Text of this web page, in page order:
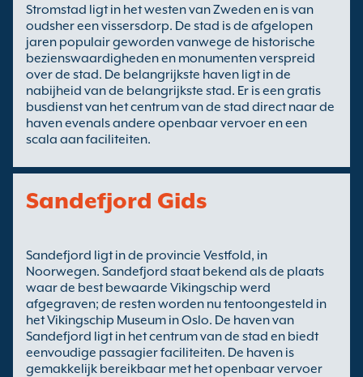
Stromstad ligt in het westen van Zweden en is van
oudsher een vissersdorp. De stad is de afgelopen
jaren populair geworden vanwege de historische
bezienswaardigheden en monumenten verspreid
over de stad. De belangrijkste haven ligt in de
nabijheid van de belangrijkste stad. Er is een gratis
busdienst van het centrum van de stad direct naar de
haven evenals andere openbaar vervoer en een
scala aan faciliteiten.
Sandefjord Gids
Sandefjord ligt in de provincie Vestfold, in
Noorwegen. Sandefjord staat bekend als de plaats
waar de best bewaarde Vikingschip werd
afgegraven; de resten worden nu tentoongesteld in
het Vikingschip Museum in Oslo. De haven van
Sandefjord ligt in het centrum van de stad en biedt
eenvoudige passagier faciliteiten. De haven is
gemakkelijk bereikbaar met het openbaar vervoer